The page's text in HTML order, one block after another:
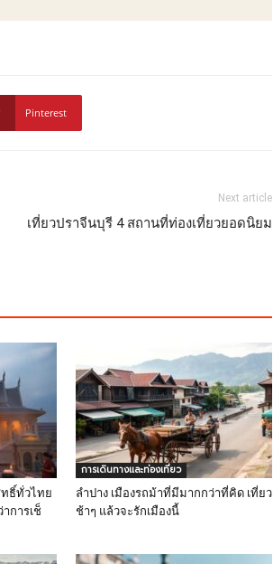
Pinterest
Next article
เที่ยวปราจีนบุรี 4 สถานที่ท่องเที่ยวยอดนิยม
ธิ์ทั่วไทย
การเช็
การเดินทางและท่องเที่ยว
ลำปาง เมืองรถม้าที่มีมากกว่าที่คิด เที่ยว
ช้าๆ แล้วจะรักเมืองนี้